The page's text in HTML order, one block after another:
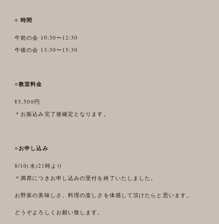
○ 時間
午前の会 10:30〜12:30
午後の会 13:30〜15:30
○教室料金
¥5,500円
＊お振込み完了後確定となります。
○お申し込み
8/10(水)21時より
＊満席につきお申し込みの受付を終了いたしました。
お野菜の美味しさ、料理の楽しさを体感して頂けたらと思います。
どうぞよろしくお願い致します。